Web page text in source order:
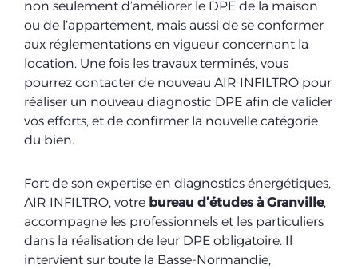
non seulement d’améliorer le DPE de la maison
ou de l’appartement, mais aussi de se conformer
aux réglementations en vigueur concernant la
location. Une fois les travaux terminés, vous
pourrez contacter de nouveau AIR INFILTRO pour
réaliser un nouveau diagnostic DPE afin de valider
vos efforts, et de confirmer la nouvelle catégorie
du bien.
Fort de son expertise en diagnostics énergétiques,
AIR INFILTRO, votre bureau d’études à Granville,
accompagne les professionnels et les particuliers
dans la réalisation de leur DPE obligatoire. Il
intervient sur toute la Basse-Normandie,